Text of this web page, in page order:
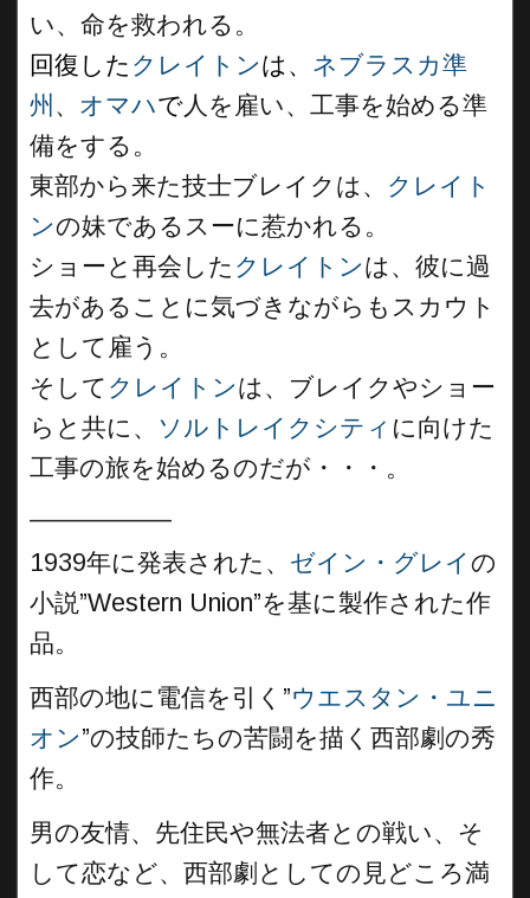
い、命を救われる。
回復した クレイトンは、 ネブラスカ準
州 、 オマハで人を雇い、工事を始める準
備をする。
東部から来た技士ブレイクは、 クレイト
ンの妹であるスーに惹かれる。
ショーと再会した クレイトンは、彼に過
去があることに気づきながらもスカウト
として雇う。
そして クレイトンは、ブレイクやショー
らと共に、
ソルトレイクシティ に向けた
工事の旅を始めるのだが・・・。
1939年に発表された、 ゼイン・グレイの
小説”Western Union”を基に製作された作
品。
西部の地に電信を引く”ウエスタン・ユニ
オン”の技師たちの苦闘を描く西部劇の秀
作。
男の友情、先住民や無法者との戦い、そ
して恋など、西部劇としての見どころ満